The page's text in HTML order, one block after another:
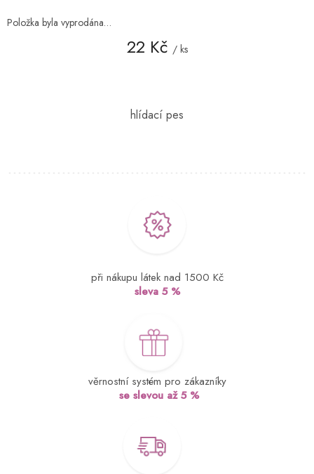
22 Kč / ks
Položka byla vyprodána…
při nákupu látek nad 1500 Kč
sleva 5 %
věrnostní systém pro zákazníky
se slevou až 5 %